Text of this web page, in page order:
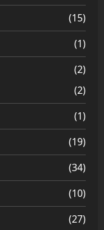
(15)
(1)
(2)
(2)
(1)
(19)
(34)
(10)
(27)